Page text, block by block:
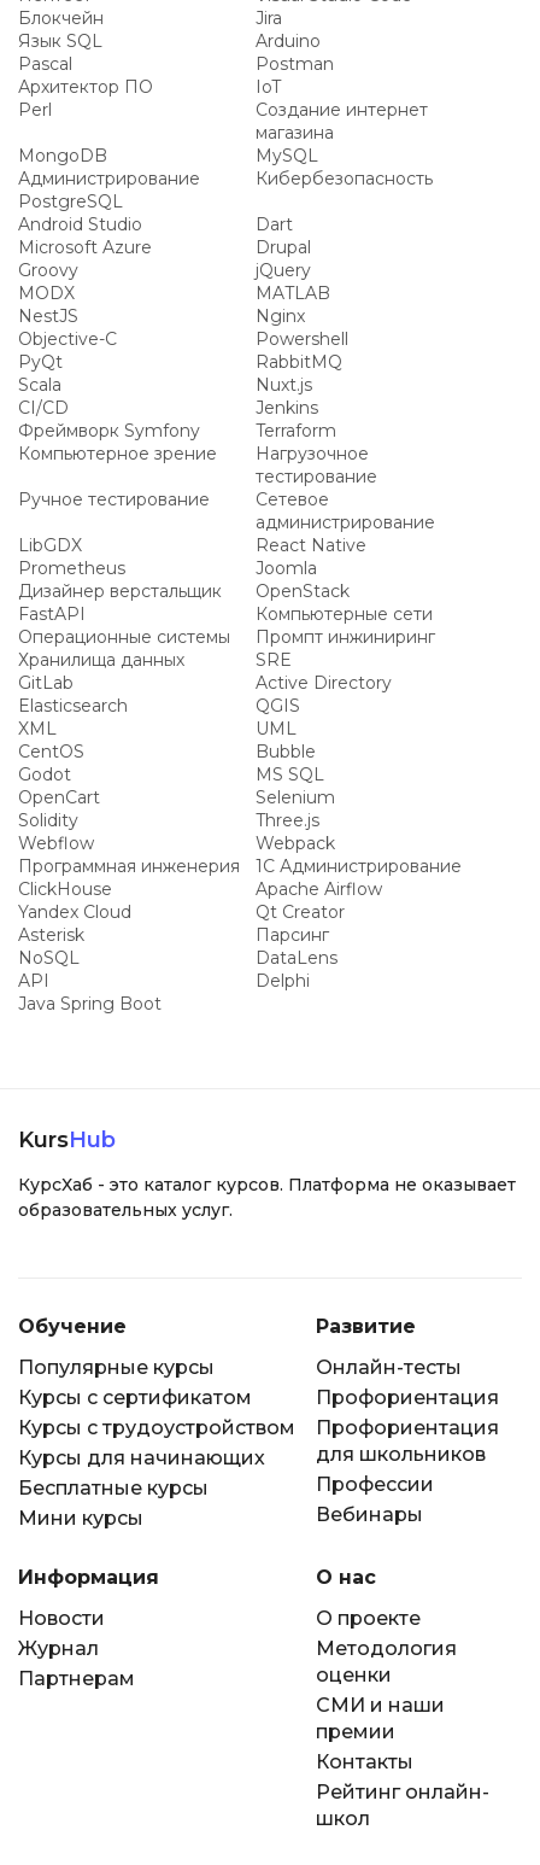
Блокчейн
Jira
Язык SQL
Arduino
Pascal
Postman
Архитектор ПО
IoT
Perl
Создание интернет
магазина
MongoDB
MySQL
Администрирование
PostgreSQL
Кибербезопасность
Android Studio
Dart
Microsoft Azure
Drupal
Groovy
jQuery
MODX
MATLAB
NestJS
Nginx
Objective-C
Powershell
PyQt
RabbitMQ
Scala
Nuxt.js
CI/CD
Jenkins
Фреймворк Symfony
Terraform
Компьютерное зрение
Нагрузочное
тестирование
Ручное тестирование
Сетевое
администрирование
LibGDX
React Native
Prometheus
Joomla
Дизайнер верстальщик
OpenStack
FastAPI
Компьютерные сети
Операционные системы
Промпт инжиниринг
Хранилища данных
SRE
GitLab
Active Directory
Elasticsearch
QGIS
XML
UML
CentOS
Bubble
Godot
MS SQL
OpenCart
Selenium
Solidity
Three.js
Webflow
Webpack
Программная инженерия
1С Администрирование
ClickHouse
Apache Airflow
Yandex Cloud
Qt Creator
Asterisk
Парсинг
NoSQL
DataLens
API
Delphi
Java Spring Boot
KursHub
КурсХаб - это каталог курсов. Платформа не оказывает
образовательных услуг.
Обучение
Популярные курсы
Курсы с сертификатом
Курсы с трудоустройством
Курсы для начинающих
Бесплатные курсы
Мини курсы
Развитие
Онлайн-тесты
Профориентация
Профориентация
для школьников
Профессии
Вебинары
Информация
Новости
Журнал
Партнерам
О нас
О проекте
Методология
оценки
СМИ и наши
премии
Контакты
Рейтинг онлайн-
школ